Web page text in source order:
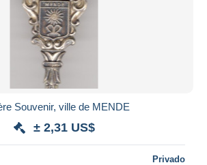
Souvenir, ville de MENDE
± 2,31 US$
Privado